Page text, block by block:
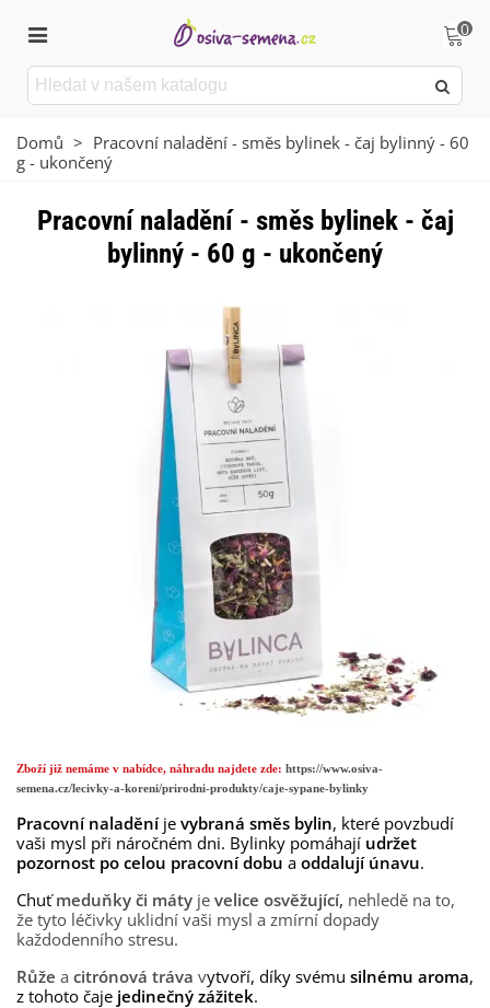
0
Domů > Pracovní naladění - směs bylinek - čaj bylinný - 60
g - ukončený
Pracovní naladění - směs bylinek - čaj
bylinný - 60 g - ukončený
Zboží již nemáme v nabídce, náhradu najdete zde: https://www.osiva-
semena.cz/lecivky-a-koreni/prirodni-produkty/caje-sypane-bylinky
Pracovní naladěníje vybraná směs bylin, které povzbudí
vaši mysl při náročném dni. Bylinky pomáhají udržet
pozornost po celou pracovní dobu a oddalují únavu.
Chuťmeduňky či máty je velice osvěžující, nehledě na to,
že tyto léčivky uklidní vaši mysl a zmírní dopady
každodenního stresu.
Růže a citrónová tráva vytvoří, díky svému silnému aroma,
z tohoto čaje jedinečný zážitek.